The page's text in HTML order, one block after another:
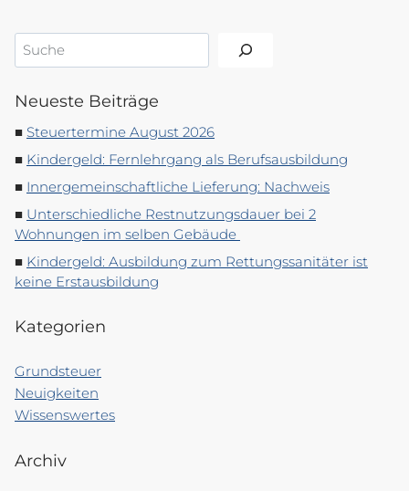
Suchen
Neueste Beiträge
Steuertermine August 2026
Kindergeld: Fernlehrgang als Berufsausbildung
Innergemeinschaftliche Lieferung: Nachweis
Unterschiedliche Restnutzungsdauer bei 2
Wohnungen im selben Gebäude
Kindergeld: Ausbildung zum Rettungssanitäter ist
keine Erstausbildung
Kategorien
Grundsteuer
Neuigkeiten
Wissenswertes
Archiv